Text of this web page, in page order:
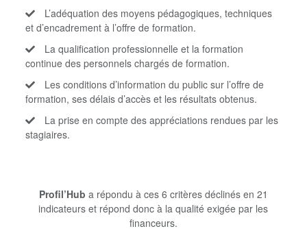
L’adéquation des moyens pédagogiques, techniques
et d’encadrement à l’offre de formation.
La qualification professionnelle et la formation
continue des personnels chargés de formation.
Les conditions d’information du public sur l’offre de
formation, ses délais d’accès et les résultats obtenus.
La prise en compte des appréciations rendues par les
stagiaires.
Profil’Hub a répondu à ces 6 critères déclinés en 21
indicateurs et répond donc à la qualité exigée par les
financeurs.